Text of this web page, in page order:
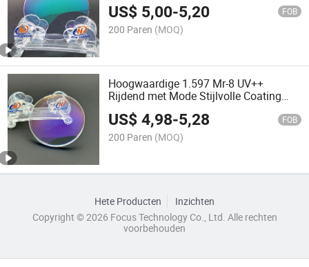
US$ 5,00-5,20 FOB
200 Paren (MOQ)
Hoogwaardige 1.597 Mr-8 UV++
Rijdend met Mode Stijlvolle Coating
Brillenlens
US$4,98-5,28 FOB
200 Paren (MOQ)
Hete Producten
Inzichten
Copyright © 2026 Focus Technology Co., Ltd. Alle rechten
voorbehouden